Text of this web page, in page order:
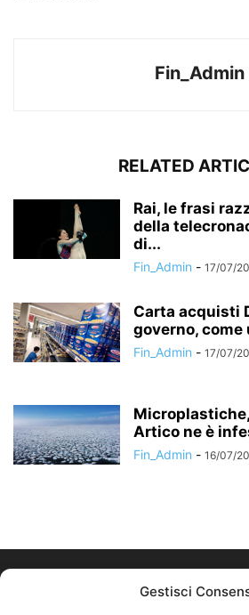
Gestisci
Fin_Admin
RELATED
Rai, le frasi
della
di...
Fin_Admin - 17/07/
Carta acquisti
governo, come
Fin_Admin - 17/07/
Artico ne è
Fin_Admin - 16/07/